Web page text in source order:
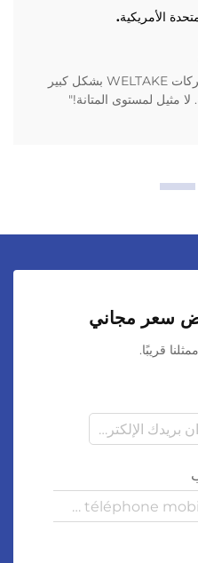
الأمريكية.
"لقد ساهمت أقراص كلاتش محركات WELTAKE بشكل كبير
لا مثيل لمستوى المتانة!"
سعر مجاني
قريبًا.